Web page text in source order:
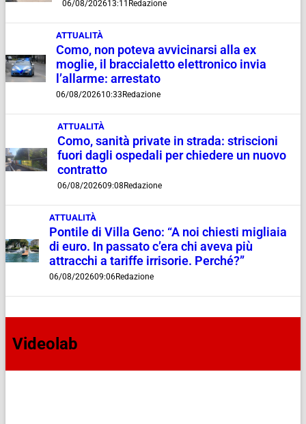
06/08/202613:11 Redazione
ATTUALITÀ
Como, non poteva avvicinarsi alla ex
moglie, il braccialetto elettronico invia
l’allarme: arrestato
06/08/202610:33 Redazione
ATTUALITÀ
Como, sanità private in strada: striscioni
fuori dagli ospedali per chiedere un nuovo
contratto
06/08/202609:08 Redazione
ATTUALITÀ
Pontile di Villa Geno: “A noi chiesti migliaia
di euro. In passato c’era chi aveva più
attracchi a tariffe irrisorie. Perché?”
06/08/202609:06Redazione
Videolab